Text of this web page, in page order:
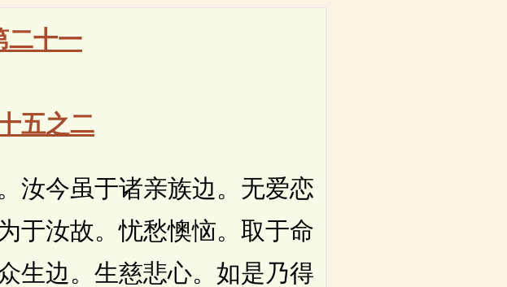
二十一
五之二
今虽于诸亲族边。无爱恋
于汝故。忧愁懊恼。取于命
生边。生慈悲心。如是乃得